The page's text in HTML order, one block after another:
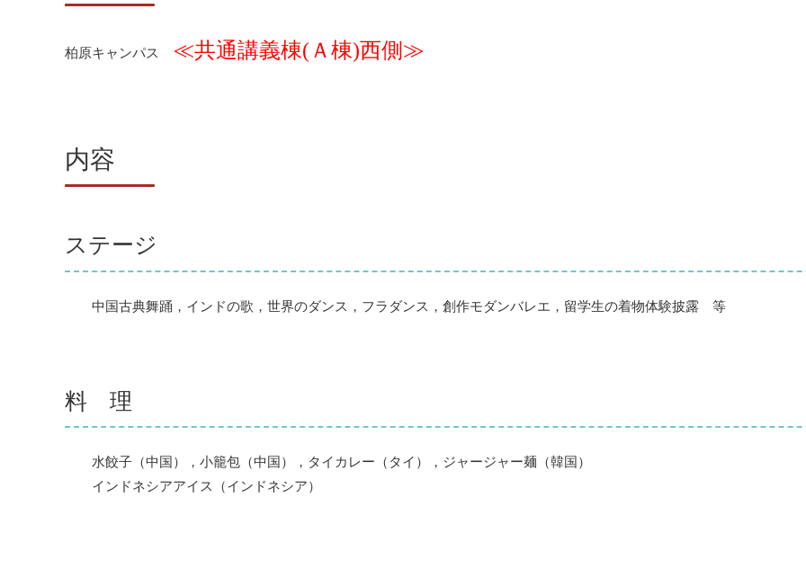
柏原キャンパス ≪共通講義棟(Ａ棟)西側≫
内容
ステージ
中国古典舞踊，インドの歌，世界のダンス，フラダンス，創作モダンバレエ，留学生の着物体験披露 等
料 理
水餃子（中国），小籠包（中国），タイカレー（タイ），ジャージャー麺（韓国）
インドネシアアイス（インドネシア）